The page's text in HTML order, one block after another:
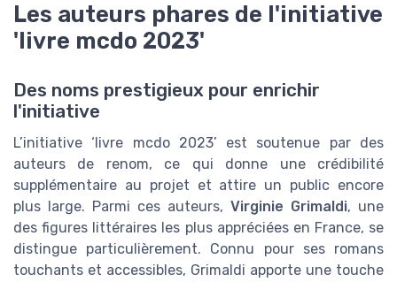
Les auteurs phares de l'initiative
'livre mcdo 2023'
Des noms prestigieux pour enrichir
l'initiative
L’initiative ‘livre mcdo 2023’ est soutenue par des
auteurs de renom, ce qui donne une crédibilité
supplémentaire au projet et attire un public encore
plus large. Parmi ces auteurs, Virginie Grimaldi, une
des figures littéraires les plus appréciées en France, se
distingue particulièrement. Connu pour ses romans
touchants et accessibles, Grimaldi apporte une touche